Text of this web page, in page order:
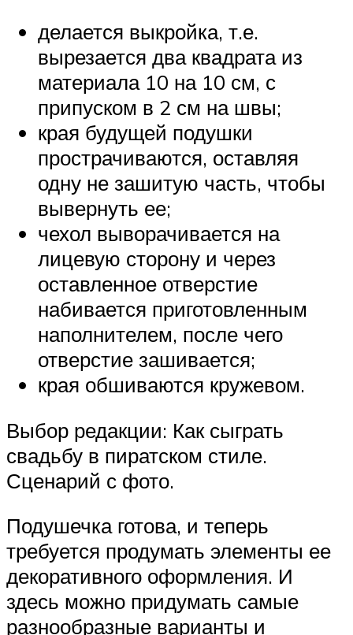
делается выкройка, т.е.
вырезается два квадрата из
материала 10 на 10 см, с
припуском в 2 см на швы;
края будущей подушки
прострачиваются, оставляя
одну не зашитую часть, чтобы
вывернуть ее;
чехол выворачивается на
лицевую сторону и через
оставленное отверстие
набивается приготовленным
наполнителем, после чего
отверстие зашивается;
края обшиваются кружевом.
Выбор редакции: Как сыграть
свадьбу в пиратском стиле.
Сценарий с фото.
Подушечка готова, и теперь
требуется продумать элементы ее
декоративного оформления. И
здесь можно придумать самые
разнообразные варианты и